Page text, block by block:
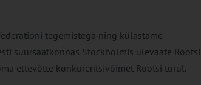
tegemistega ning külastame
suursaatkonnas Stockholmis ülevaate Rootsi
ettevõtte konkurentsivõimet Rootsi turul.